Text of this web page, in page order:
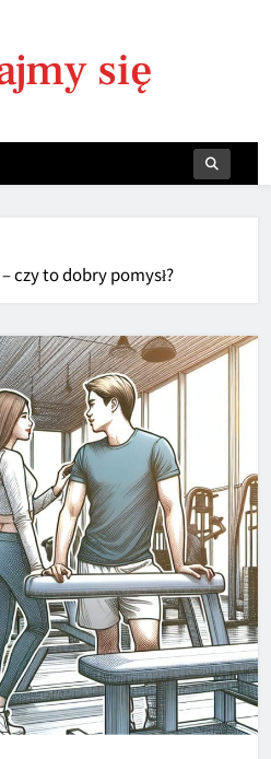
się
czy to dobry pomysł?